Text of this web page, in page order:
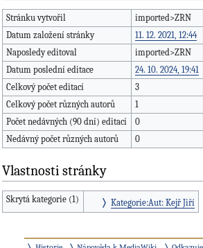
Stránku vytvořil
imported>ZRN
Datum založení stránky
11. 12. 2021, 12:44
Naposledy editoval
imported>ZRN
Datum poslední editace
24. 10. 2024, 19:41
Celkový počet editací
3
Celkový počet různých autorů
1
Počet nedávných (90 dní) editací
0
Nedávný počet různých autorů
0
Vlastnosti stránky
Skrytá kategorie (1) Kategorie:Aut: Kejř Jiří